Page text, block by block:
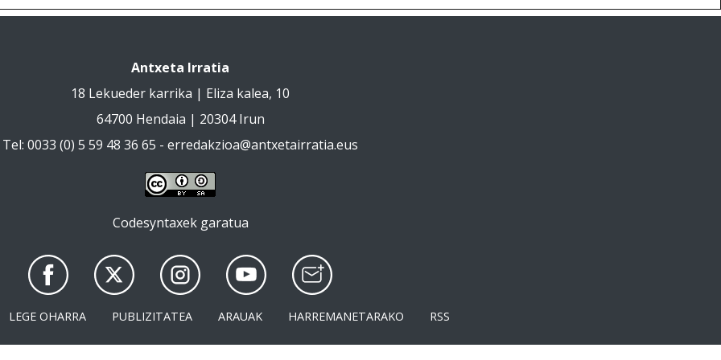
Antxeta Irratia
18 Lekueder karrika | Eliza kalea, 10
64700 Hendaia | 20304 Irun
Tel: 0033 (0) 5 59 48 36 65 - erredakzioa@antxetairratia.eus
Codesyntaxek garatua
LEGE OHARRA PUBLIZITATEA ARAUAK HARREMANETARAKO RSS